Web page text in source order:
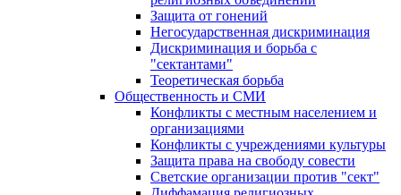
Защита от гонений
Негосударственная дискриминация
Дискриминация и борьба с
"сектантами"
Теоретическая борьба
Общественность и СМИ
Конфликты с местным населением и
организациями
Конфликты с учреждениями культуры
Защита права на свободу совести
Светские организации против "сект"